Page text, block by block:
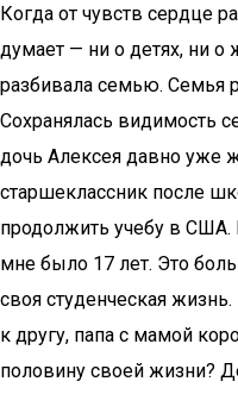
Когда от чувств сердце
думает — ни о детях, ни о
разбивала семью. Семья
Сохранялась видимость
дочь Алексея давно уже
старшеклассник после
продолжить учебу в США.
мне было 17 лет. Это
своя студенческая
к другу, папа с мамой
половину своей жизни?